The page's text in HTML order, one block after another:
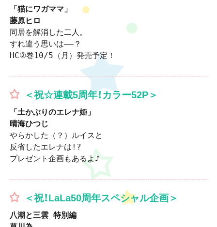
「猫にワガママ」
同居を解消した二人。
すれ違う思いは――？
HC②巻10/5（月）発売予定！
＜祝☆連載5周年！カラー52P＞
「土かぶりのエレナ姫」
やらかした（？）ルイスと
反省したエレナは!?
＜祝！LaLa50周年スペシャル企画＞
八潮と三雲 特別編